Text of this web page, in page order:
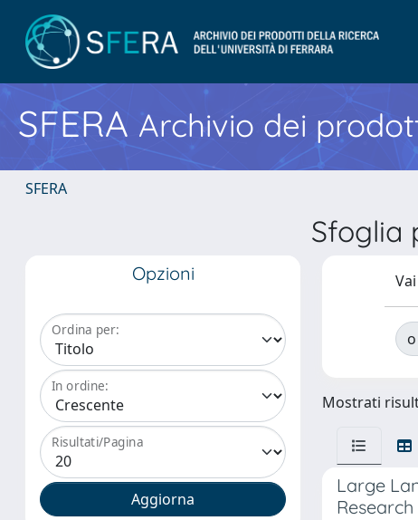
SFERA Archivio dei
SFERA
Sfoglia
Opzioni
Ordina per:
In ordine:
Risultati/Pagina
Mostrati
Large
Research